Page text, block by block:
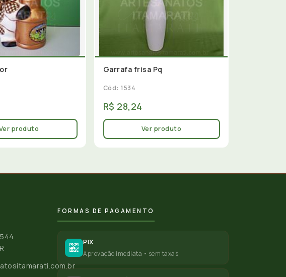
produto
Garrafa frisa Pq
Cód: 1534
R$ 28,24
Ver produto
FORMAS DE PAGAMENTO
PIX
Aprovação imediata • sem taxas